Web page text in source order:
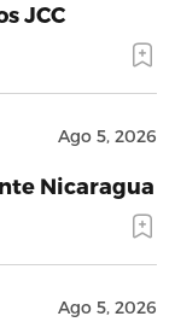
JCC
Ago 5, 2026
Nicaragua
Ago 5, 2026